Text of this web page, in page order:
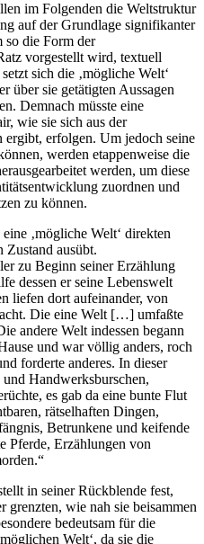
im Folgenden die Weltstruktur
auf der Grundlage signifikanter
so die Form der
vorgestellt wird, textuell
sich die ‚mögliche Welt‘
über sie getätigten Aussagen
Demnach müsste eine
wie sie sich aus der
erfolgen. Um jedoch seine
werden etappenweise die
werden, um diese
zuordnen und
zu können.
‚mögliche Welt‘ direkten
Zustand ausübt.
zu Beginn seiner Erzählung
dessen er seine Lebenswelt
liefen dort aufeinander, von
Die eine Welt […] umfaßte
andere Welt indessen begann
und war völlig anders, roch
forderte anderes. In dieser
Handwerksburschen,
es gab da eine bunte Flut
rätselhaften Dingen,
Betrunkene und keifende
Pferde, Erzählungen von
in seiner Rückblende fest,
grenzten, wie nah sie beisammen
bedeutsam für die
Welt‘, da sie die